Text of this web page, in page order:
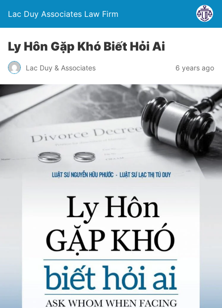
Lac Duy Associates Law Firm
Ly Hôn Gặp Khó Biết Hỏi Ai
Lac Duy & Associates 6 years ago